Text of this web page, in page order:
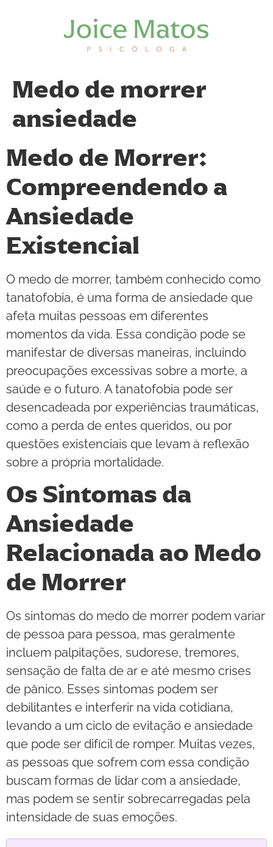
Medo de morrer
ansiedade
Medo de Morrer:
Compreendendo a
Ansiedade
Existencial
O medo de morrer, também conhecido como
tanatofobia, é uma forma de ansiedade que
afeta muitas pessoas em diferentes
momentos da vida. Essa condição pode se
manifestar de diversas maneiras, incluindo
preocupações excessivas sobre a morte, a
saúde e o futuro. A tanatofobia pode ser
desencadeada por experiências traumáticas,
como a perda de entes queridos, ou por
questões existenciais que levam à reflexão
sobre a própria mortalidade.
Os Sintomas da
Ansiedade
Relacionada ao Medo
de Morrer
Os sintomas do medo de morrer podem variar
de pessoa para pessoa, mas geralmente
incluem palpitações, sudorese, tremores,
sensação de falta de ar e até mesmo crises
de pânico. Esses sintomas podem ser
debilitantes e interferir na vida cotidiana,
levando a um ciclo de evitação e ansiedade
que pode ser difícil de romper. Muitas vezes,
as pessoas que sofrem com essa condição
buscam formas de lidar com a ansiedade,
mas podem se sentir sobrecarregadas pela
intensidade de suas emoções.